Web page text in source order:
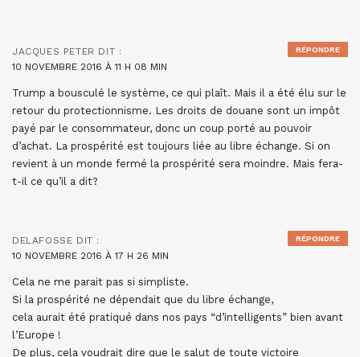
JACQUES PETER DIT :
10 NOVEMBRE 2016 À 11 H 08 MIN
Trump a bousculé le système, ce qui plaît. Mais il a été élu sur le
retour du protectionnisme. Les droits de douane sont un impôt
payé par le consommateur, donc un coup porté au pouvoir
d’achat. La prospérité est toujours liée au libre échange. Si on
revient à un monde fermé la prospérité sera moindre. Mais fera-
t-il ce qu’il a dit?
RÉPONDRE
DELAFOSSE DIT :
10 NOVEMBRE 2016 À 17 H 26 MIN
Cela ne me parait pas si simpliste.
Si la prospérité ne dépendait que du libre échange,
cela aurait été pratiqué dans nos pays “d’intelligents” bien avant
l’Europe !
De plus, cela voudrait dire que le salut de toute victoire
RÉPONDRE